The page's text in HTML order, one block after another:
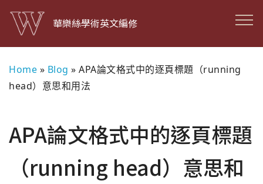
華樂絲學術英文編修
Home » Blog » APA論文格式中的逐頁標題（running
head）意思和用法
APA論文格式中的逐頁標題
（running head）意思和